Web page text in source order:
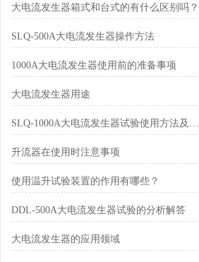
大电流发生器箱式和台式的有什么区别吗？
SLQ-500A大电流发生器操作方法
1000A大电流发生器使用前的准备事项
大电流发生器用途
SLQ-1000A大电流发生器试验使用方法及注意事项
升流器在使用时注意事项
使用温升试验装置的作用有哪些？
DDL-500A大电流发生器试验的分析解答
大电流发生器的应用领域